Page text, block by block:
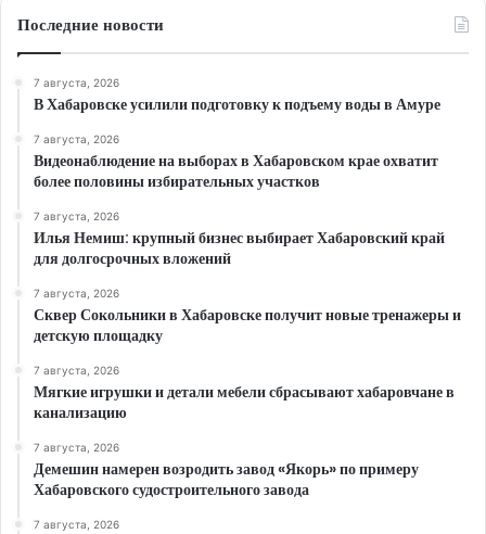
Последние новости
7 августа, 2026
В Хабаровске усилили подготовку к подъему воды в Амуре
7 августа, 2026
Видеонаблюдение на выборах в Хабаровском крае охватит
более половины избирательных участков
7 августа, 2026
Илья Немиш: крупный бизнес выбирает Хабаровский край
для долгосрочных вложений
7 августа, 2026
Сквер Сокольники в Хабаровске получит новые тренажеры и
детскую площадку
7 августа, 2026
Мягкие игрушки и детали мебели сбрасывают хабаровчане в
канализацию
7 августа, 2026
Демешин намерен возродить завод «Якорь» по примеру
Хабаровского судостроительного завода
7 августа, 2026